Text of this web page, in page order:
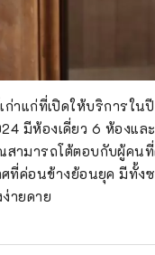
ก่าแก่ที่เปิดให้บริการใ
มีห้องเดี่ยว 6 ห้องแ
ามารถโต้ตอบกับผู้คน
ที่ค่อนข้างย้อนยุค มีทั้ง
ายดาย